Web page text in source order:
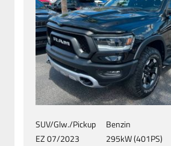
SUV/Glw./Pickup
EZ 07/2023
Benzin
295kW (401PS)